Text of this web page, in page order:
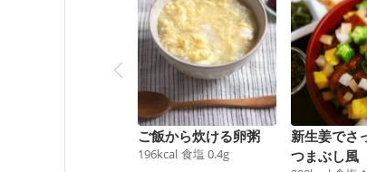
ご飯から炊ける卵粥
196kcal 食塩 0.4g
新生姜でさ
つまぶし風